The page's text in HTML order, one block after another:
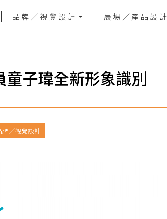
品牌／視覺設計 展場／產品設計
子瑋全新形象識別
牌／視覺設計